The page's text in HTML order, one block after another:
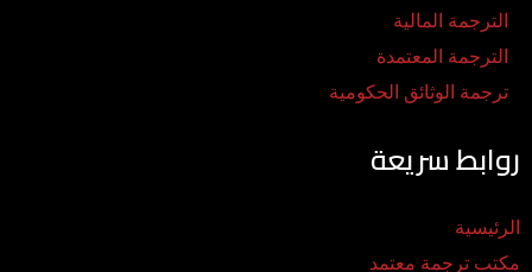
الترجمة المالية
الترجمة المعتمدة
ترجمة الوثائق الحكومية
روابط سريعة
الرئيسية
مكتب ترجمة معتمد